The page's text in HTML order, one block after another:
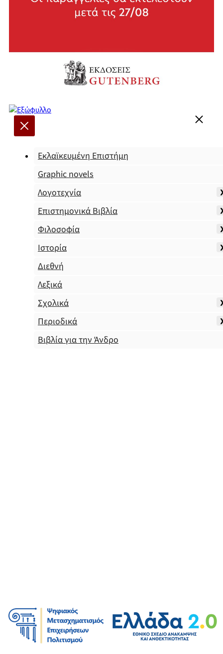
Εκλαϊκευμένη Επιστήμη
Graphic novels
Λογοτεχνία
Επιστημονικά Βιβλία
Φιλοσοφία
Ιστορία
Διεθνή
Λεξικά
Σχολικά
Περιοδικά
Βιβλία για την Άνδρο